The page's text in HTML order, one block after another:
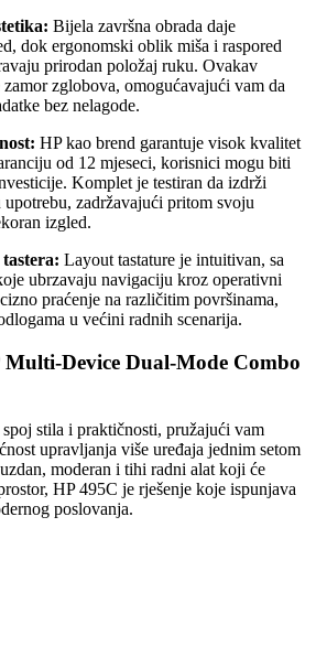
Bijela završna obrada daje
dok ergonomski oblik miša i raspored
prirodan položaj ruku. Ovakav
zglobova, omogućavajući vam da
bez nelagode.
HP kao brend garantuje visok kvalitet
od 12 mjeseci, korisnici mogu biti
Komplet je testiran da izdrži
zadržavajući pritom svoju
izgled.
Layout tastature je intuitivan, sa
ubrzavaju navigaciju kroz operativni
praćenje na različitim površinama,
u većini radnih scenarija.
Device Dual-Mode Combo
stila i praktičnosti, pružajući vam
upravljanja više uređaja jednim setom
moderan i tihi radni alat koji će
HP 495C je rješenje koje ispunjava
poslovanja.